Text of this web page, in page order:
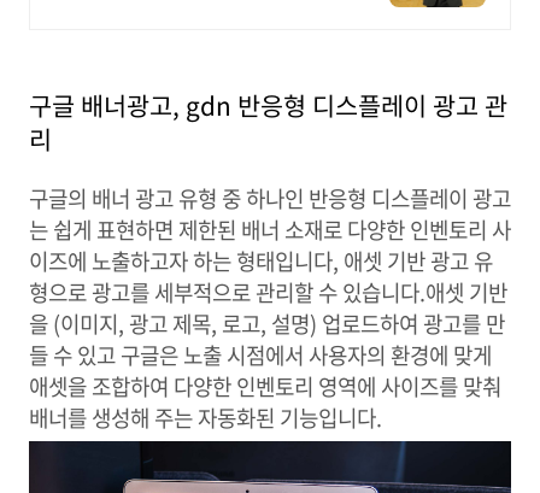
구글 배너광고, gdn 반응형 디스플레이 광고 관
리
구글의 배너 광고 유형 중 하나인 반응형 디스플레이 광고
는 쉽게 표현하면 제한된 배너 소재로 다양한 인벤토리 사
이즈에 노출하고자 하는 형태입니다, 애셋 기반 광고 유
형으로 광고를 세부적으로 관리할 수 있습니다.애셋 기반
을 (이미지, 광고 제목, 로고, 설명) 업로드하여 광고를 만
들 수 있고 구글은 노출 시점에서 사용자의 환경에 맞게
애셋을 조합하여 다양한 인벤토리 영역에 사이즈를 맞춰
배너를 생성해 주는 자동화된 기능입니다.